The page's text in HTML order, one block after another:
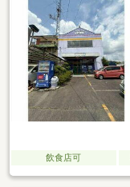
飲食店可